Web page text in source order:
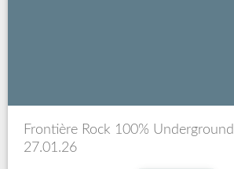
Frontière Rock 100%
27.01.26